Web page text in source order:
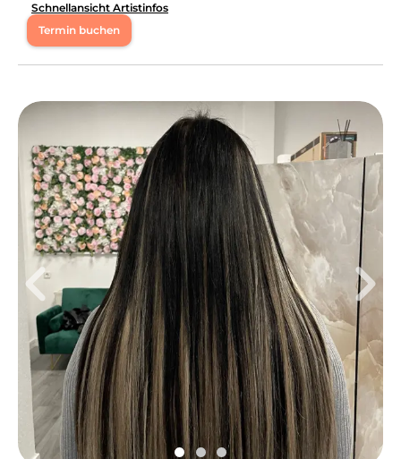
Schnellansicht Artistinfos
Termin buchen
Mo 09:00 - 20:00
Di 10:00 - 19:30
Mi 10:00 - 19:30
Ich bin Karolina, zertifizierte Wimpernstylistin mit viel
Liebe zum Detail. Mein Fokus liegt auf sauberen,
präzisen Arbeiten und individuell abgestimmten Looks
– von natürlich bis ausdrucksstark. Qualität, Hygiene
und das Wohlbefinden meiner Kundinnen stehen für
mich an erster Stelle. ✨
Leistungen
KarolinainBietigheim-Bissingenbietet Leistungen in
Kosmetik, Augenbrauenbehandlungen,
Wimpernbehandlungen
an.